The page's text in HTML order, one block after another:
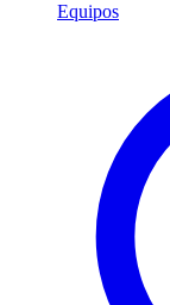
Equipos